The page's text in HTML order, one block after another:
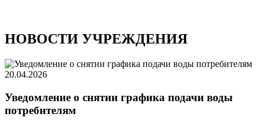
НОВОСТИ УЧРЕЖДЕНИЯ
20.04.2026
Уведомление о снятии графика подачи воды
потребителям